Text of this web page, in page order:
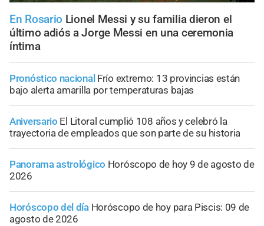
En Rosario Lionel Messi y su familia dieron el
último adiós a Jorge Messi en una ceremonia
íntima
Pronóstico nacional Frío extremo: 13 provincias están
bajo alerta amarilla por temperaturas bajas
Aniversario El Litoral cumplió 108 años y celebró la
trayectoria de empleados que son parte de su historia
Panorama astrológico Horóscopo de hoy 9 de agosto de
2026
Horóscopo del día Horóscopo de hoy para Piscis: 09 de
agosto de 2026